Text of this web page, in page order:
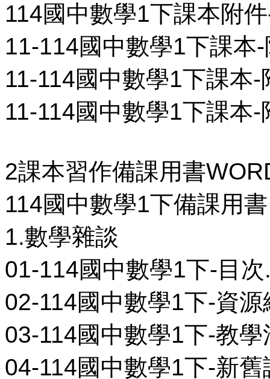
114國中數學1下課本附
11-114國中數學1下課本
11-114國中數學1下課本
11-114國中數學1下課本
2課本習作備課用書
114國中數學1下備課用書
1.數學雜談
01-114國中數學1下-目
02-114國中數學1下-資
03-114國中數學1下-教
04-114國中數學1下-新